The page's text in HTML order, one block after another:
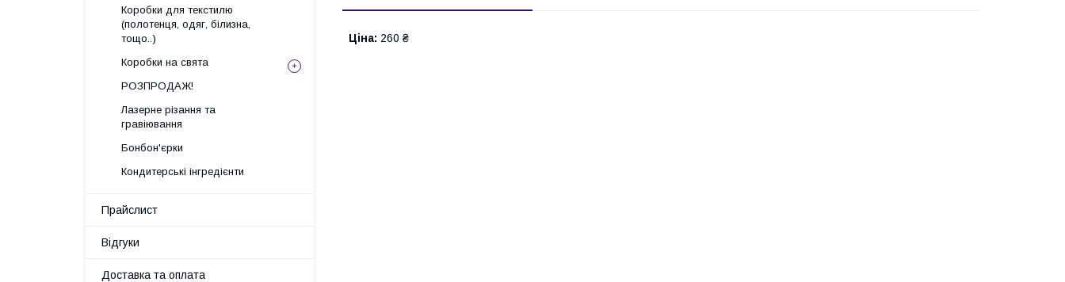
Ціна: 260 ₴
Коробки для текстилю
(полотенця, одяг, білизна,
тощо..)
Коробки на свята
РОЗПРОДАЖ!
Лазерне різання та
гравіювання
Бонбон'єрки
Кондитерські інгредієнти
Прайслист
Відгуки
Доставка та оплата